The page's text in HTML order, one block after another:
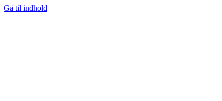
Gå til indhold